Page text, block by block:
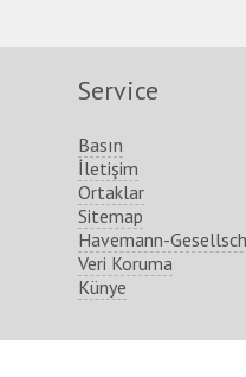
Service
Basın
İletişim
Ortaklar
Sitemap
Havemann-
Veri Koruma
Künye